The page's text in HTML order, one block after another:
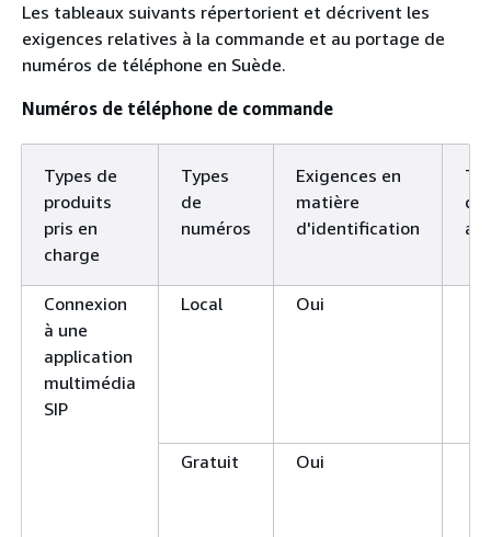
Les tableaux suivants répertorient et décrivent les
exigences relatives à la commande et au portage de
numéros de téléphone en Suède.
Numéros de téléphone de commande
Types de
produits
pris en
charge
Types
de
numéros
Exigences en
matière
d'identification
Connexion
à une
application
multimédia
SIP
Local Oui
Gratuit Oui